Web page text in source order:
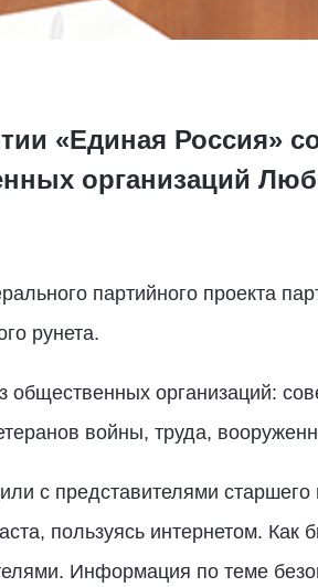
«Единая Россия»
организаций
партийного проекта
рунета.
общественных организаций:
войны, труда,
с представителями
пользуясь интернетом. Как
Информация по теме